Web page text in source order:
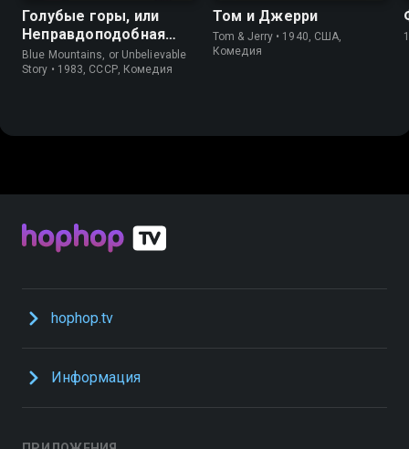
Голубые горы, или
Неправдоподобная
история
Blue Mountains, or Unbelievable
Story • 1983, СССР, Комедия
Том и Джерри
Tom & Jerry • 1940, США,
Комедия
hophop.tv
Информация